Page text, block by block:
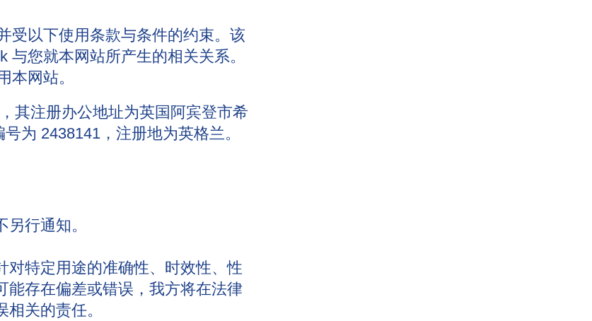
受以下使用条款与条件的约束。该
您就本网站所产生的相关关系。
本网站。
其注册办公地址为英国阿宾登市希
为 2438141，注册地为英格兰。
行通知。
对特定用途的准确性、时效性、性
能存在偏差或错误，我方将在法律
关的责任。